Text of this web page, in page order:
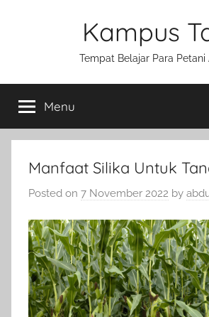
Kampus
Tempat Belajar Para Petani
Menu
Manfaat Silika Untuk
Posted on 7 November 2022 by